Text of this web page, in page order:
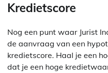
Kredietscore
Nog een punt waar Jurist
de aanvraag van een
kredietscore. Haal je een
dat je een hoge